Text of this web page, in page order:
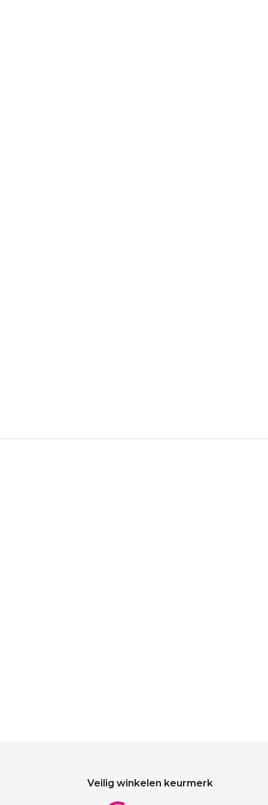
Veilig winkelen keurmerk